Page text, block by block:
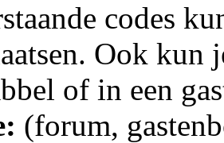
codes
Ook kun
of in een
(forum,